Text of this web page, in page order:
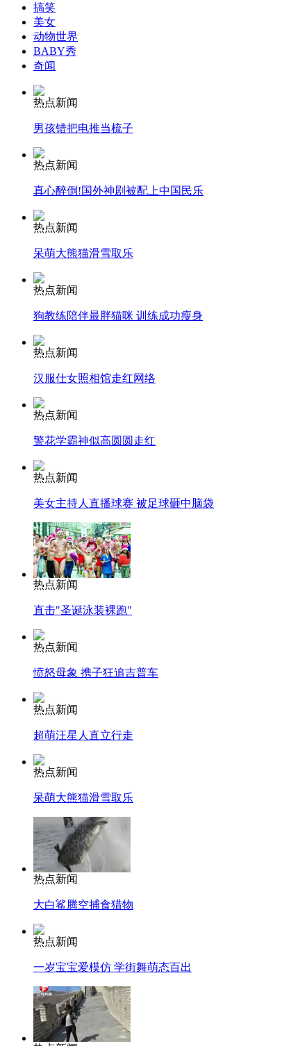
外交部：反对强权政治霸凌主义
外交部：有关国家言论片面不公正
安徽一实载49人客车翻车
走！跟着总书记去植树
消防员救轻生者
纽约上演“枕头大战”
司机酒驾遇交警 急速倒车逃窜
搞笑
美女
动物世界
BABY秀
奇闻
热点新闻
男孩错把电推当梳子
热点新闻
真心醉倒!国外神剧被配上中国民乐
热点新闻
呆萌大熊猫滑雪取乐
热点新闻
狗教练陪伴最胖猫咪 训练成功瘦身
热点新闻
汉服仕女照相馆走红网络
热点新闻
警花学霸神似高圆圆走红
热点新闻
美女主持人直播球赛 被足球砸中脑袋
热点新闻
直击"圣诞泳装裸跑"
热点新闻
愤怒母象 携子狂追吉普车
热点新闻
超萌汪星人直立行走
热点新闻
呆萌大熊猫滑雪取乐
热点新闻
大白鲨腾空捕食猎物
热点新闻
一岁宝宝爱模仿 学街舞萌态百出